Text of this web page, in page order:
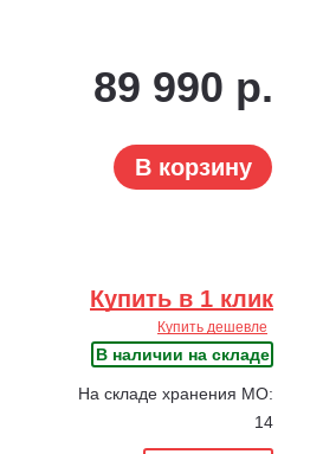
89 990 р.
В корзину
Купить в 1 клик
Купить дешевле
В наличии на складе
На складе хранения МО:
14